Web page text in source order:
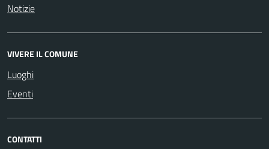
Notizie
VIVERE IL COMUNE
Luoghi
Eventi
CONTATTI